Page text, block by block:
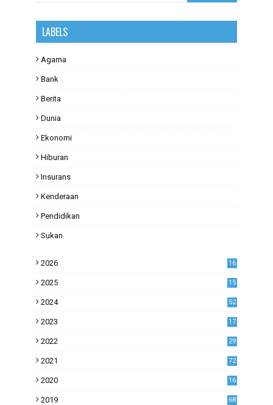
LABELS
Agama
Bank
Berita
Dunia
Ekonomi
Hiburan
Insurans
Kenderaan
Pendidikan
Sukan
2026 16
2025 15
2024 52
2023
17
2022
29
2021
72
2020
16
2019
68